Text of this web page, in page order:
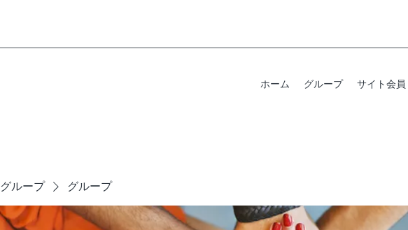
ホーム グループ サイト会員
グループ グループ